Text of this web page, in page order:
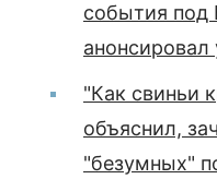
события под
анонсировал
"Как свиньи
объяснил,
"безумных"